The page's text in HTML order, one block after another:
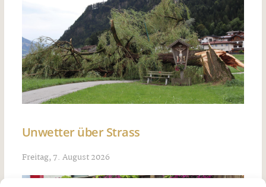
Unwetter über Strass
Freitag, 7. August 2026